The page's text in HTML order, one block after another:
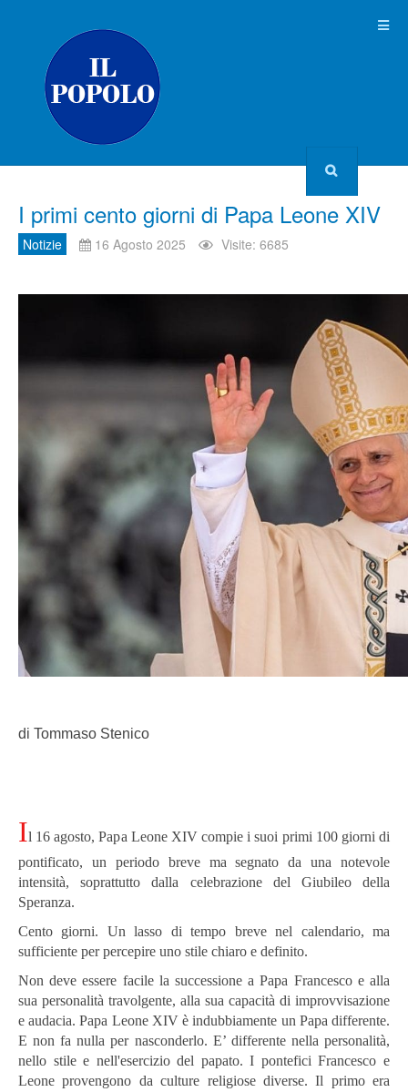
I primi cento giorni di Papa Leone XIV
Notizie 16 Agosto 2025 Visite: 6685
di Tommaso Stenico
Il 16 agosto, Papa Leone XIV compie i suoi primi 100 giorni di
pontificato, un periodo breve ma segnato da una notevole
intensità, soprattutto dalla celebrazione del Giubileo della
Speranza.
Cento giorni. Un lasso di tempo breve nel calendario, ma
sufficiente per percepire uno stile chiaro e definito.
Non deve essere facile la successione a Papa Francesco e alla
sua personalità travolgente, alla sua capacità di improvvisazione
e audacia. Papa Leone XIV è indubbiamente un Papa differente.
E non fa nulla per nasconderlo. E’ differente nella personalità,
nello stile e nell'esercizio del papato. I pontefici Francesco e
Leone provengono da culture religiose diverse. Il primo era